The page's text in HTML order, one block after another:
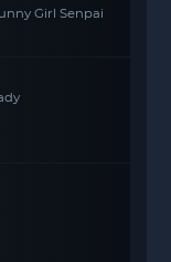
Girl Senpai